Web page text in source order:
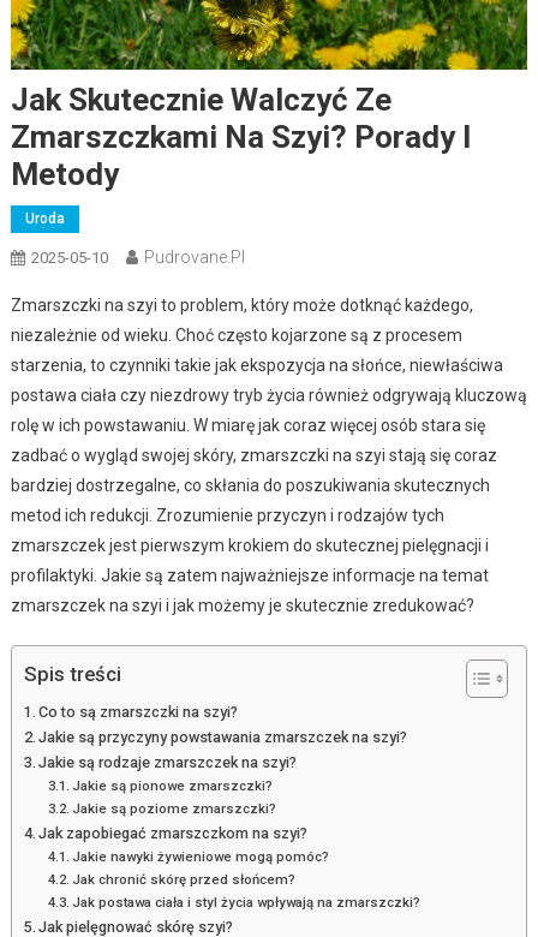
Jak Skutecznie Walczyć Ze
Zmarszczkami Na Szyi? Porady I
Metody
Uroda
2025-05-10 Pudrovane.pl
Zmarszczki na szyi to problem, który może dotknąć każdego,
niezależnie od wieku. Choć często kojarzone są z procesem
starzenia, to czynniki takie jak ekspozycja na słońce, niewłaściwa
postawa ciała czy niezdrowy tryb życia również odgrywają kluczową
rolę w ich powstawaniu. W miarę jak coraz więcej osób stara się
zadbać o wygląd swojej skóry, zmarszczki na szyi stają się coraz
bardziej dostrzegalne, co skłania do poszukiwania skutecznych
metod ich redukcji. Zrozumienie przyczyn i rodzajów tych
zmarszczek jest pierwszym krokiem do skutecznej pielęgnacji i
profilaktyki. Jakie są zatem najważniejsze informacje na temat
zmarszczek na szyi i jak możemy je skutecznie zredukować?
Spis treści
Co to są zmarszczki na szyi?
Jakie są przyczyny powstawania zmarszczek na szyi?
Jakie są rodzaje zmarszczek na szyi?
Jakie są pionowe zmarszczki?
Jakie są poziome zmarszczki?
Jak zapobiegać zmarszczkom na szyi?
Jakie nawyki żywieniowe mogą pomóc?
Jak chronić skórę przed słońcem?
Jak postawa ciała i styl życia wpływają na zmarszczki?
Jak pielęgnować skórę szyi?